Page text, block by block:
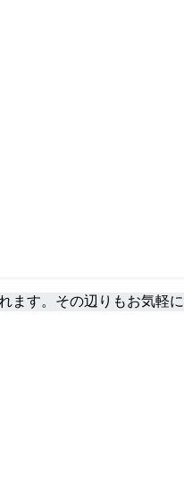
す。その辺りもお気軽に